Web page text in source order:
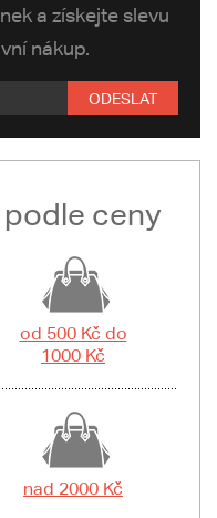
a získejte slevu
nákup.
ODESLAT
ceny
od 500 Kč do
1000 Kč
nad 2000 Kč